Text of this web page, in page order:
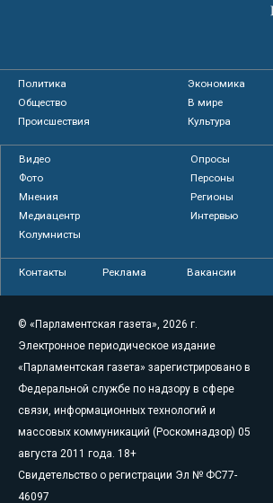
Политика
Экономика
Общество
В мире
Происшествия
Культура
Видео
Опросы
Фото
Персоны
Мнения
Регионы
Медиацентр
Интервью
Колумнисты
Контакты Реклама Вакансии
© «Парламентская газета», 2026 г.
Электронное периодическое издание
«Парламентская газета» зарегистрировано в
Федеральной службе по надзору в сфере
связи, информационных технологий и
массовых коммуникаций (Роскомнадзор) 05
августа 2011 года. 18+
Свидетельство о регистрации Эл № ФС77-
46097